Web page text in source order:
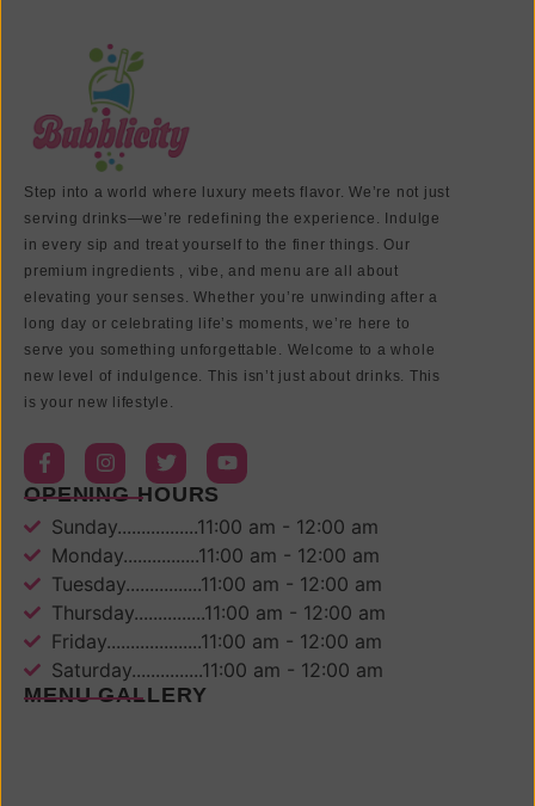
Step into a world where luxury meets flavor. We’re not just
serving drinks—we’re redefining the experience. Indulge
in every sip and treat yourself to the finer things. Our
premium ingredients , vibe, and menu are all about
elevating your senses. Whether you’re unwinding after a
long day or celebrating life’s moments, we’re here to
serve you something unforgettable. Welcome to a whole
new level of indulgence. This isn’t just about drinks. This
is your new lifestyle.
OPENING HOURS
Sunday.................11:00 am - 12:00 am
Monday................11:00 am - 12:00 am
Tuesday................11:00 am - 12:00 am
Thursday...............11:00 am - 12:00 am
Friday....................11:00 am - 12:00 am
Saturday...............11:00 am - 12:00 am
MENU GALLERY